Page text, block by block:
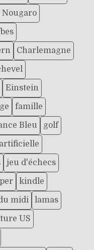
Nougaro
Charlemagne
Einstein
famille
Bleu golf
jeu d'échecs
kindle
midi lamas
US